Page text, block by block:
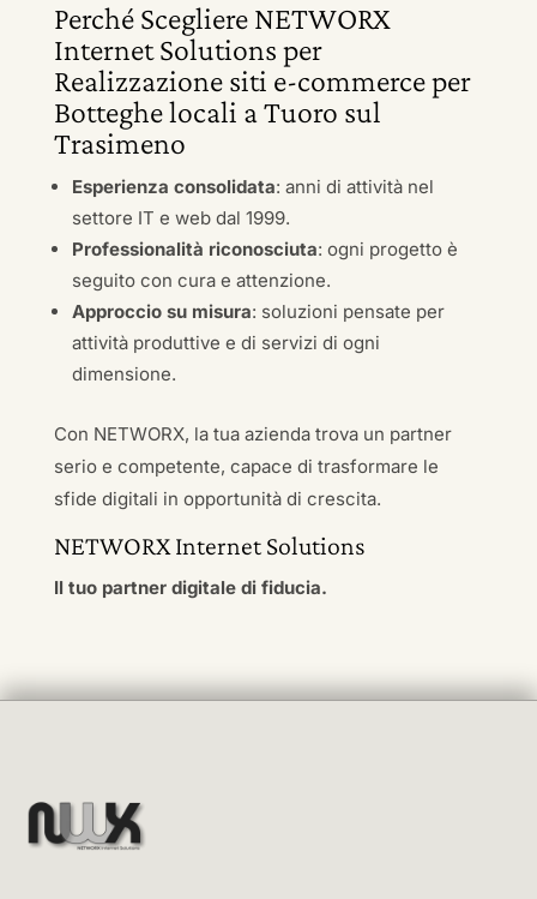
Perché Scegliere NETWORX
Internet Solutions per
Realizzazione siti e-commerce per
Botteghe locali a Tuoro sul
Trasimeno
Esperienza consolidata: anni di attività nel
settore IT e web dal 1999.
Professionalità riconosciuta: ogni progetto è
seguito con cura e attenzione.
Approccio su misura: soluzioni pensate per
attività produttive e di servizi di ogni
dimensione.
Con NETWORX, la tua azienda trova un partner
serio e competente, capace di trasformare le
sfide digitali in opportunità di crescita.
NETWORX Internet Solutions
Il tuo partner digitale di fiducia.